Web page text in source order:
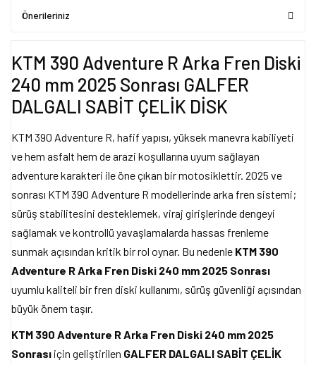
Önerileriniz
KTM 390 Adventure R Arka Fren Diski
240 mm 2025 Sonrası GALFER
DALGALI SABİT ÇELİK DİSK
KTM 390 Adventure R, hafif yapısı, yüksek manevra kabiliyeti
ve hem asfalt hem de arazi koşullarına uyum sağlayan
adventure karakteri ile öne çıkan bir motosiklettir. 2025 ve
sonrası KTM 390 Adventure R modellerinde arka fren sistemi;
sürüş stabilitesini desteklemek, viraj girişlerinde dengeyi
sağlamak ve kontrollü yavaşlamalarda hassas frenleme
sunmak açısından kritik bir rol oynar. Bu nedenle KTM 390
Adventure R Arka Fren Diski 240 mm 2025 Sonrası
uyumlu kaliteli bir fren diski kullanımı, sürüş güvenliği açısından
büyük önem taşır.
KTM 390 Adventure R Arka Fren Diski 240 mm 2025
Sonrası için geliştirilen GALFER DALGALI SABİT ÇELİK